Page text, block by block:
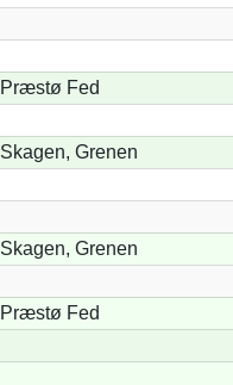
Præstø Fed
Skagen, Grenen
Skagen, Grenen
Præstø Fed